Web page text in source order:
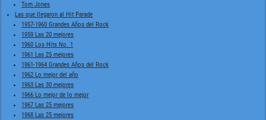
Tom Jones
Las que llegaron al Hit Parade
1957-1960 Grandes Años del Rock
1959 Las 20 mejores
1960 Los Hits No. 1
1961 Las 25 mejores
1961-1964 Grandes Años del Rock
1962 Lo mejor del año
1963 Las 30 mejores
1966 Lo mejor de lo mejor
1967 Las 25 mejores
1968 Las 25 mejores